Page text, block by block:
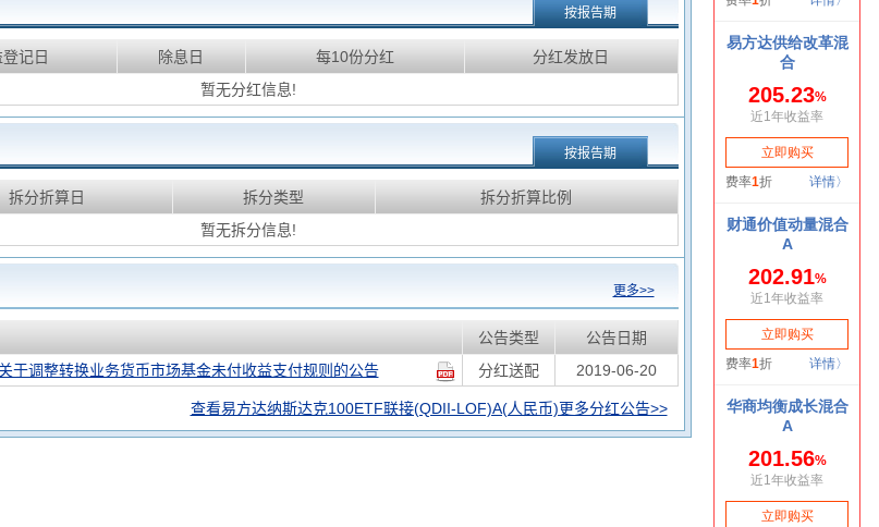
按报告期
记日 除息日 每10份分红
分红发放日
暂无分红信息!
按报告期
拆分折算日 拆分类型
拆分折算比例
暂无拆分信息!
更多>>
公告类型
公告日期
于调整转换业务货币市场基金未付收益支付规则的公告
分红送配 2019-06-20
查看易方达纳斯达克100ETF联接(QDII-LOF)A(人民币)更多分红公告>>